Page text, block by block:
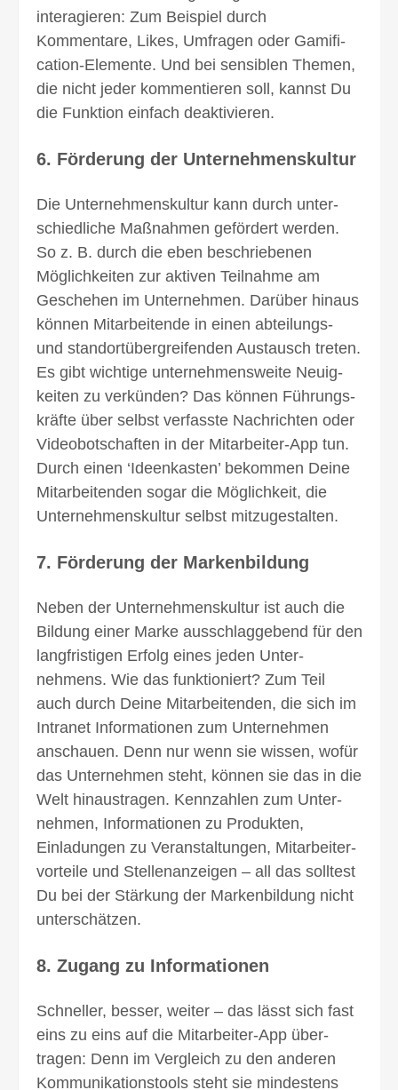
inter­agieren: Zum Beispiel durch
Kommentare, Likes, Umfragen oder Gamifi­
cation-Elemente. Und bei sensiblen Themen,
die nicht jeder kommentieren soll, kannst Du
die Funktion einfach deakti­vieren.
6. Förderung der Unternehmenskultur
Die Unternehmens­kultur kann durch unter­
schied­liche Maß­nahmen gefördert werden.
So z. B. durch die eben beschriebenen
Möglich­keiten zur aktiven Teil­nahme am
Geschehen im Unter­nehmen. Darüber hinaus
können Mitarbeitende in einen abteilungs-
und standort­über­greifenden Aus­tausch treten.
Es gibt wichtige unter­nehmens­weite Neuig­
keiten zu verkünden? Das können Führungs­
kräfte über selbst verfasste Nach­richten oder
Video­botschaften in der Mitarbeiter-App tun.
Durch einen ‘Ideenkasten’ bekommen Deine
Mitarbeitenden sogar die Möglich­keit, die
Unternehmens­kultur selbst mitzugestalten.
7. Förderung der Markenbildung
Neben der Unternehmens­kultur ist auch die
Bildung einer Marke ausschlag­gebend für den
lang­fristigen Erfolg eines jeden Unter­
nehmens. Wie das funktioniert? Zum Teil
auch durch Deine Mitarbei­tenden, die sich im
Intranet Informa­tionen zum Unternehmen
anschauen. Denn nur wenn sie wissen, wofür
das Unter­nehmen steht, können sie das in die
Welt hinaus­tragen. Kenn­zahlen zum Unter­
nehmen, Informationen zu Produkten,
Einladun­gen zu Veran­staltun­gen, Mitarbeiter­
vorteile und Stellen­anzeigen – all das solltest
Du bei der Stärkung der Marken­bildung nicht
unter­schätzen.
8. Zugang zu Informationen
Schneller, besser, weiter – das lässt sich fast
eins zu eins auf die Mitarbeiter-App über­
tragen: Denn im Vergleich zu den anderen
Kommunikations­tools steht sie mindestens